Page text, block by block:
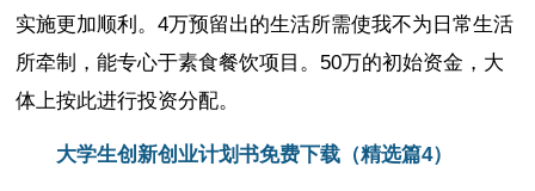
实施更加顺利。4万预留出的生活所需使我不为日常生活
所牵制，能专心于素食餐饮项目。50万的初始资金，大
体上按此进行投资分配。
大学生创新创业计划书免费下载（精选篇4）